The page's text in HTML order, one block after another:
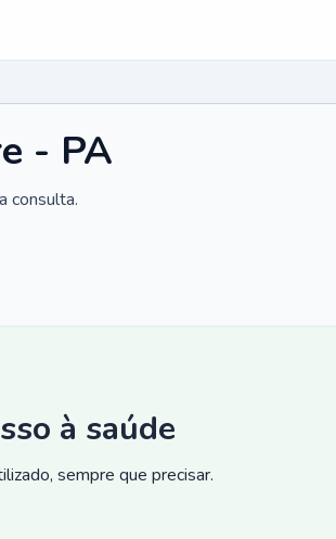
- PA
consulta.
à saúde
sempre que precisar.